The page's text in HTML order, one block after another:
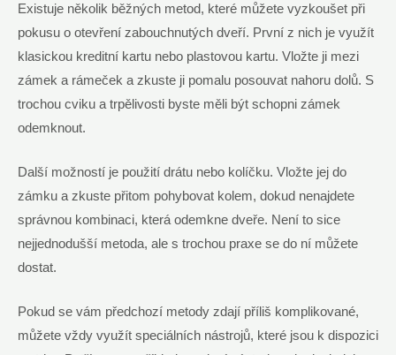
Existuje několik běžných metod, které můžete vyzkoušet při
pokusu o otevření zabouchnutých dveří. První z nich je využít
klasickou kreditní kartu nebo plastovou kartu. Vložte ji mezi
zámek a rámeček a zkuste ji pomalu posouvat nahoru dolů. S
trochou cviku a trpělivosti byste měli být schopni zámek
odemknout.
Další možností je použití drátu nebo kolíčku. Vložte jej do
zámku a zkuste přitom pohybovat kolem, dokud nenajdete
správnou kombinaci, která odemkne dveře. Není to sice
nejjednodušší metoda, ale s trochou praxe se do ní můžete
dostat.
Pokud se vám předchozí metody zdají příliš komplikované,
můžete vždy využít speciálních nástrojů, které jsou k dispozici